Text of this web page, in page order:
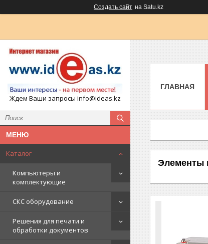
Создать сайт на Satu.kz
Ждем Ваши запросы info@ideas.kz
Каталог
Компьютеры и
комплектующие
СКС оборудование
Решения для печати и
обработки документов
ГЛАВНАЯ
Элементы